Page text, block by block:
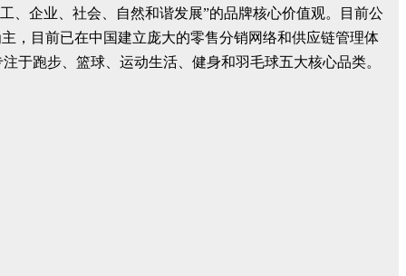
、企业、社会、自然和谐发展”的品牌核心价值观。目前公
，目前已在中国建立庞大的零售分销网络和供应链管理体
于跑步、篮球、运动生活、健身和羽毛球五大核心品类。